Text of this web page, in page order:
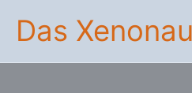
Inhalt
springen
Das